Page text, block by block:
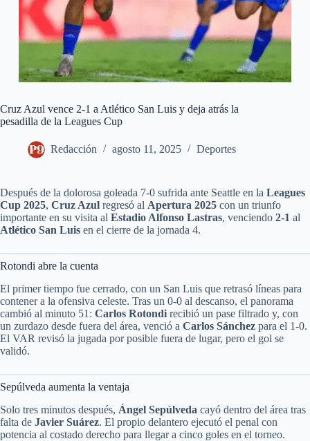
Cruz Azul vence 2-1 a Atlético San Luis y deja atrás la
pesadilla de la Leagues Cup
Redacción agosto 11, 2025 Deportes
Después de la dolorosa goleada 7-0 sufrida ante Seattle en la Leagues
Cup 2025, Cruz Azul regresó al Apertura 2025 con un triunfo
importante en su visita al Estadio Alfonso Lastras, venciendo 2-1 al
Atlético San Luis en el cierre de la jornada 4.
Rotondi abre la cuenta
El primer tiempo fue cerrado, con un San Luis que retrasó líneas para
contener a la ofensiva celeste. Tras un 0-0 al descanso, el panorama
cambió al minuto 51: Carlos Rotondi recibió un pase filtrado y, con
un zurdazo desde fuera del área, venció a Carlos Sánchez para el 1-0.
El VAR revisó la jugada por posible fuera de lugar, pero el gol se
validó.
Sepúlveda aumenta la ventaja
Solo tres minutos después, Ángel Sepúlveda cayó dentro del área tras
falta de Javier Suárez. El propio delantero ejecutó el penal con
potencia al costado derecho para llegar a cinco goles en el torneo.